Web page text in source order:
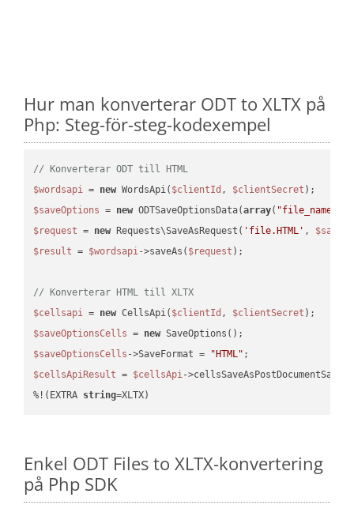
Hur man konverterar ODT to XLTX på
Php: Steg-för-steg-kodexempel
// Konverterar ODT till HTML
$wordsapi = new WordsApi( $clientId , $clientSecret
$saveOptions = new ODTSaveOptionsData(array( "file_name"
$request = new Requests\SaveAsRequest( 'file.HTML' ,
$result = $wordsapi->saveAs( $request );
// Konverterar HTML till XLTX
$cellsapi = new CellsApi( $clientId , $clientSecret
$saveOptionsCells = new
$saveOptionsCells ->SaveFormat = "HTML"
$cellsApiResult = $cellsApi-
%!(EXTRA string=XLTX)
Enkel ODT Files to XLTX-konvertering
på Php SDK